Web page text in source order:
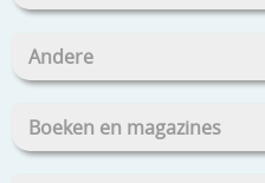
Andere
Boeken en magazines